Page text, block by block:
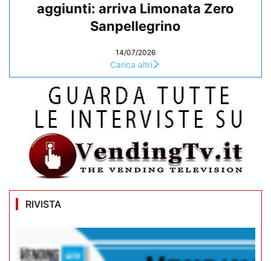
aggiunti: arriva Limonata Zero
Sanpellegrino
14/07/2026
Carica altri
RIVISTA